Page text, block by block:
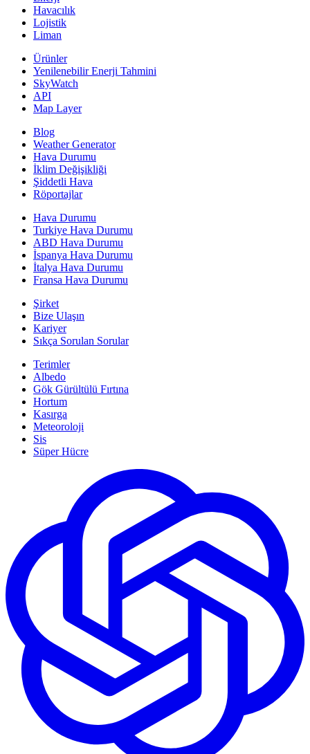
Havacılık
Lojistik
Liman
Ürünler
Yenilenebilir Enerji Tahmini
SkyWatch
API
Map Layer
Blog
Weather Generator
Hava Durumu
İklim Değişikliği
Şiddetli Hava
Röportajlar
Hava Durumu
Turkiye Hava Durumu
ABD Hava Durumu
İspanya Hava Durumu
İtalya Hava Durumu
Fransa Hava Durumu
Şirket
Bize Ulaşın
Kariyer
Sıkça Sorulan Sorular
Terimler
Albedo
Gök Gürültülü Fırtına
Hortum
Kasırga
Meteoroloji
Sis
Süper Hücre